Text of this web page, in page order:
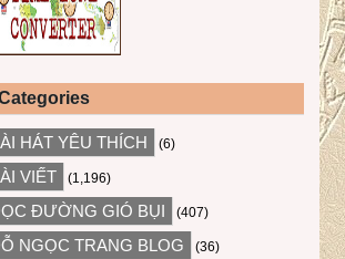
HÁT YÊU THÍCH (6)
VIẾT (1,196)
ĐƯỜNG GIÓ BỤI (407)
NGỌC TRANG BLOG (36)